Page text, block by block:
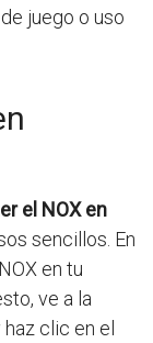
juego o uso
el NOX en
sencillos. En
en tu
ve a la
clic en el